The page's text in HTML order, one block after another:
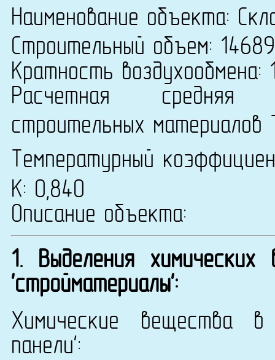
Наименование объекта:
Строительный объем:
Кратность воздухообмена:
Расчетная средняя
строительных материалов
Температурный
К: 0,840
Описание объекта:
1. Выделения
'стройматериалы':
Химические вещества
панели':